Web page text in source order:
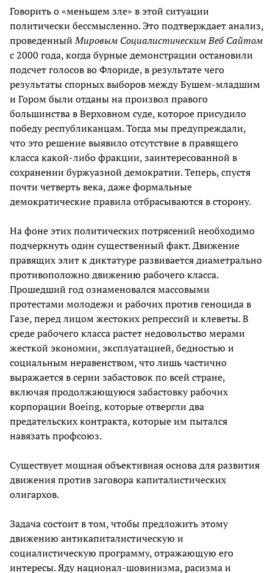
Говорить о «меньшем зле» в этой ситуации
политически бессмысленно. Это подтверждает анализ,
проведенныйМировым Социалистическим Веб Сайтом
с 2000 года, когда бурные демонстрации остановили
подсчет голосов во Флориде, в результате чего
результаты спорных выборов между Бушем-младшим
и Гором были отданы на произвол правого
большинства в Верховном суде, которое присудило
победу республиканцам. Тогда мы предупреждали,
что это решение выявило отсутствие в правящего
класса какой-либо фракции, заинтересованной в
сохранении буржуазной демократии. Теперь, спустя
почти четверть века, даже формальные
демократические правила отбрасываются в сторону.
На фоне этих политических потрясений необходимо
подчеркнуть один существенный факт. Движение
правящих элит к диктатуре развивается диаметрально
противоположно движению рабочего класса.
Прошедший год ознаменовался массовыми
протестами молодежи и рабочих против геноцида в
Газе, перед лицом жестоких репрессий и клеветы. В
среде рабочего класса растет недовольство мерами
жесткой экономии, эксплуатацией, бедностью и
социальным неравенством, что лишь частично
выражается в серии забастовок по всей стране,
включая продолжающуюся забастовку рабочих
корпорации Boeing, которые отвергли два
предательских контракта, которые им пытался
навязать профсоюз.
Существует мощная объективная основа для развития
движения против заговора капиталистических
олигархов.
Задача состоит в том, чтобы предложить этому
движению антикапиталистическую и
социалистическую программу, отражающую его
интересы. Яду национал-шовинизма, расизма и